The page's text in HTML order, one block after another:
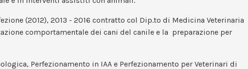
(2012), 2013 - 2016 contratto col Dip.to di Medicina Veterinaria
comportamentale dei cani del canile e la preparazione per
Perfezionamento in IAA e Perfezionamento per Veterinari di